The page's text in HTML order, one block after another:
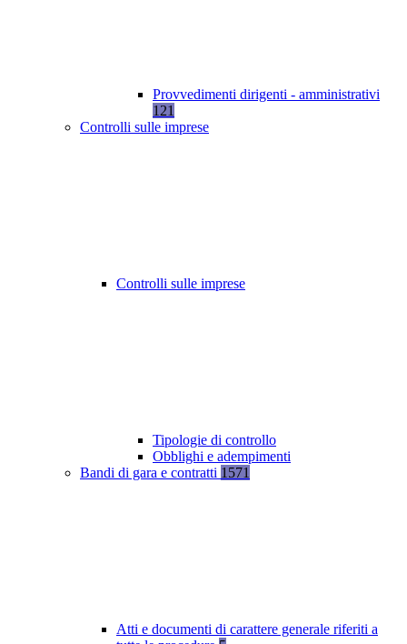
Provvedimenti dirigenti - amministrativi
121
Controlli sulle imprese
Controlli sulle imprese
Tipologie di controllo
Obblighi e adempimenti
Bandi di gara e contratti 1571
Atti e documenti di carattere generale riferiti a